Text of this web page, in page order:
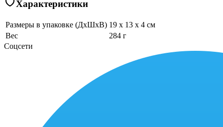
Характеристики
Размеры в упаковке (ДхШхВ) 19 x 13 x 4 см
Вес
284 г
Соцсети